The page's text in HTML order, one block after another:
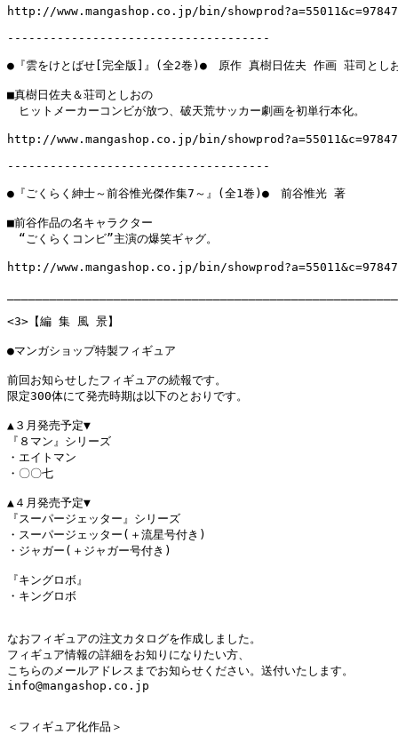
http://www.mangashop.co.jp/bin/
-------------------------------------
●『雲をけとばせ[完全版]』(全2巻)●　原作 真樹日佐夫 作画 荘司とし
■真樹日佐夫＆荘司としおの
ヒットメーカーコンビが放つ、破天荒サッカー劇画を初単行本化。
http://www.mangashop.co.jp/bin/
-------------------------------------
●『ごくらく紳士～前谷惟光傑作集7～』(全1巻)●　前谷惟光 著
■前谷作品の名キャラクター
“ごくらくコンビ”主演の爆笑ギャグ。
http://www.mangashop.co.jp/bin/
<3>【編 集 風 景】
●マンガショップ特製フィギュア
前回お知らせしたフィギュアの続報です。
限定300体にて発売時期は以下のとおりです。
▲３月発売予定▼
『８マン』シリーズ
・エイトマン
・〇〇七
▲４月発売予定▼
『スーパージェッター』シリーズ
・スーパージェッター(＋流星号付き)
・ジャガー(＋ジャガー号付き)
『キングロボ』
・キングロボ
なおフィギュアの注文カタログを作成しました。
フィギュア情報の詳細をお知りになりたい方、
こちらのメールアドレスまでお知らせください。送付いたします。
info@mangashop.co.jp
＜フィギュア化作品＞